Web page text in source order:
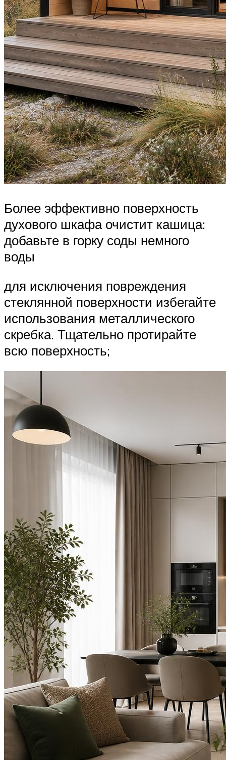
Более эффективно поверхность
духового шкафа очистит кашица:
добавьте в горку соды немного
воды
для исключения повреждения
стеклянной поверхности избегайте
использования металлического
скребка. Тщательно протирайте
всю поверхность;